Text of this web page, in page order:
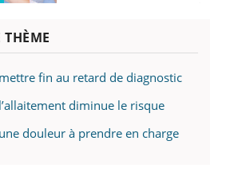
THÈME
fin au retard de diagnostic
diminue le risque
douleur à prendre en charge